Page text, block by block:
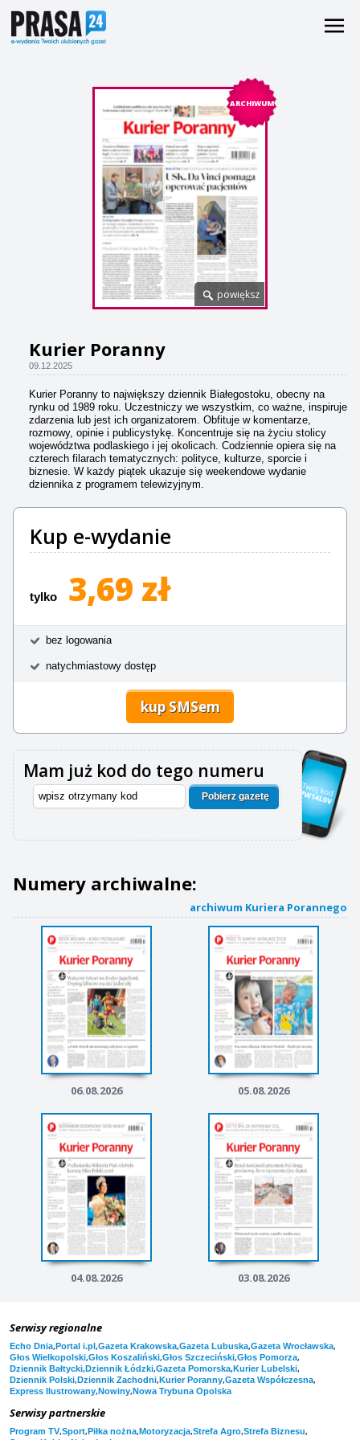
ARCHIWUM
powiększ
Kurier Poranny
09.12.2025
Kurier Poranny to największy dziennik Białegostoku, obecny na
rynku od 1989 roku. Uczestniczy we wszystkim, co ważne, inspiruje
zdarzenia lub jest ich organizatorem. Obfituje w komentarze,
rozmowy, opinie i publicystykę. Koncentruje się na życiu stolicy
województwa podlaskiego i jej okolicach. Codziennie opiera się na
czterech filarach tematycznych: polityce, kulturze, sporcie i
biznesie. W każdy piątek ukazuje się weekendowe wydanie
dziennika z programem telewizyjnym.
Kup e-wydanie
tylko 3,69 zł
bez logowania
natychmiastowy dostęp
kup SMSem
Mam już kod do tego numeru
Pobierz gazetę
Numery archiwalne:
archiwum Kuriera Porannego
06.08.2026 05.08.2026
04.08.2026 03.08.2026
Serwisy regionalne
Echo Dnia,Portal i.pl,Gazeta Krakowska,Gazeta Lubuska,Gazeta Wrocławska,
Głos Wielkopolski,Głos Koszaliński,Głos Szczeciński,Głos Pomorza,
Dziennik Bałtycki,Dziennik Łódzki,Gazeta Pomorska,Kurier Lubelski,
Dziennik Polski,Dziennik Zachodni,Kurier Poranny,Gazeta Współczesna,
Express Ilustrowany,Nowiny,Nowa Trybuna Opolska
Serwisy partnerskie
Program TV,Sport,Piłka nożna,Motoryzacja,Strefa Agro,Strefa Biznesu,